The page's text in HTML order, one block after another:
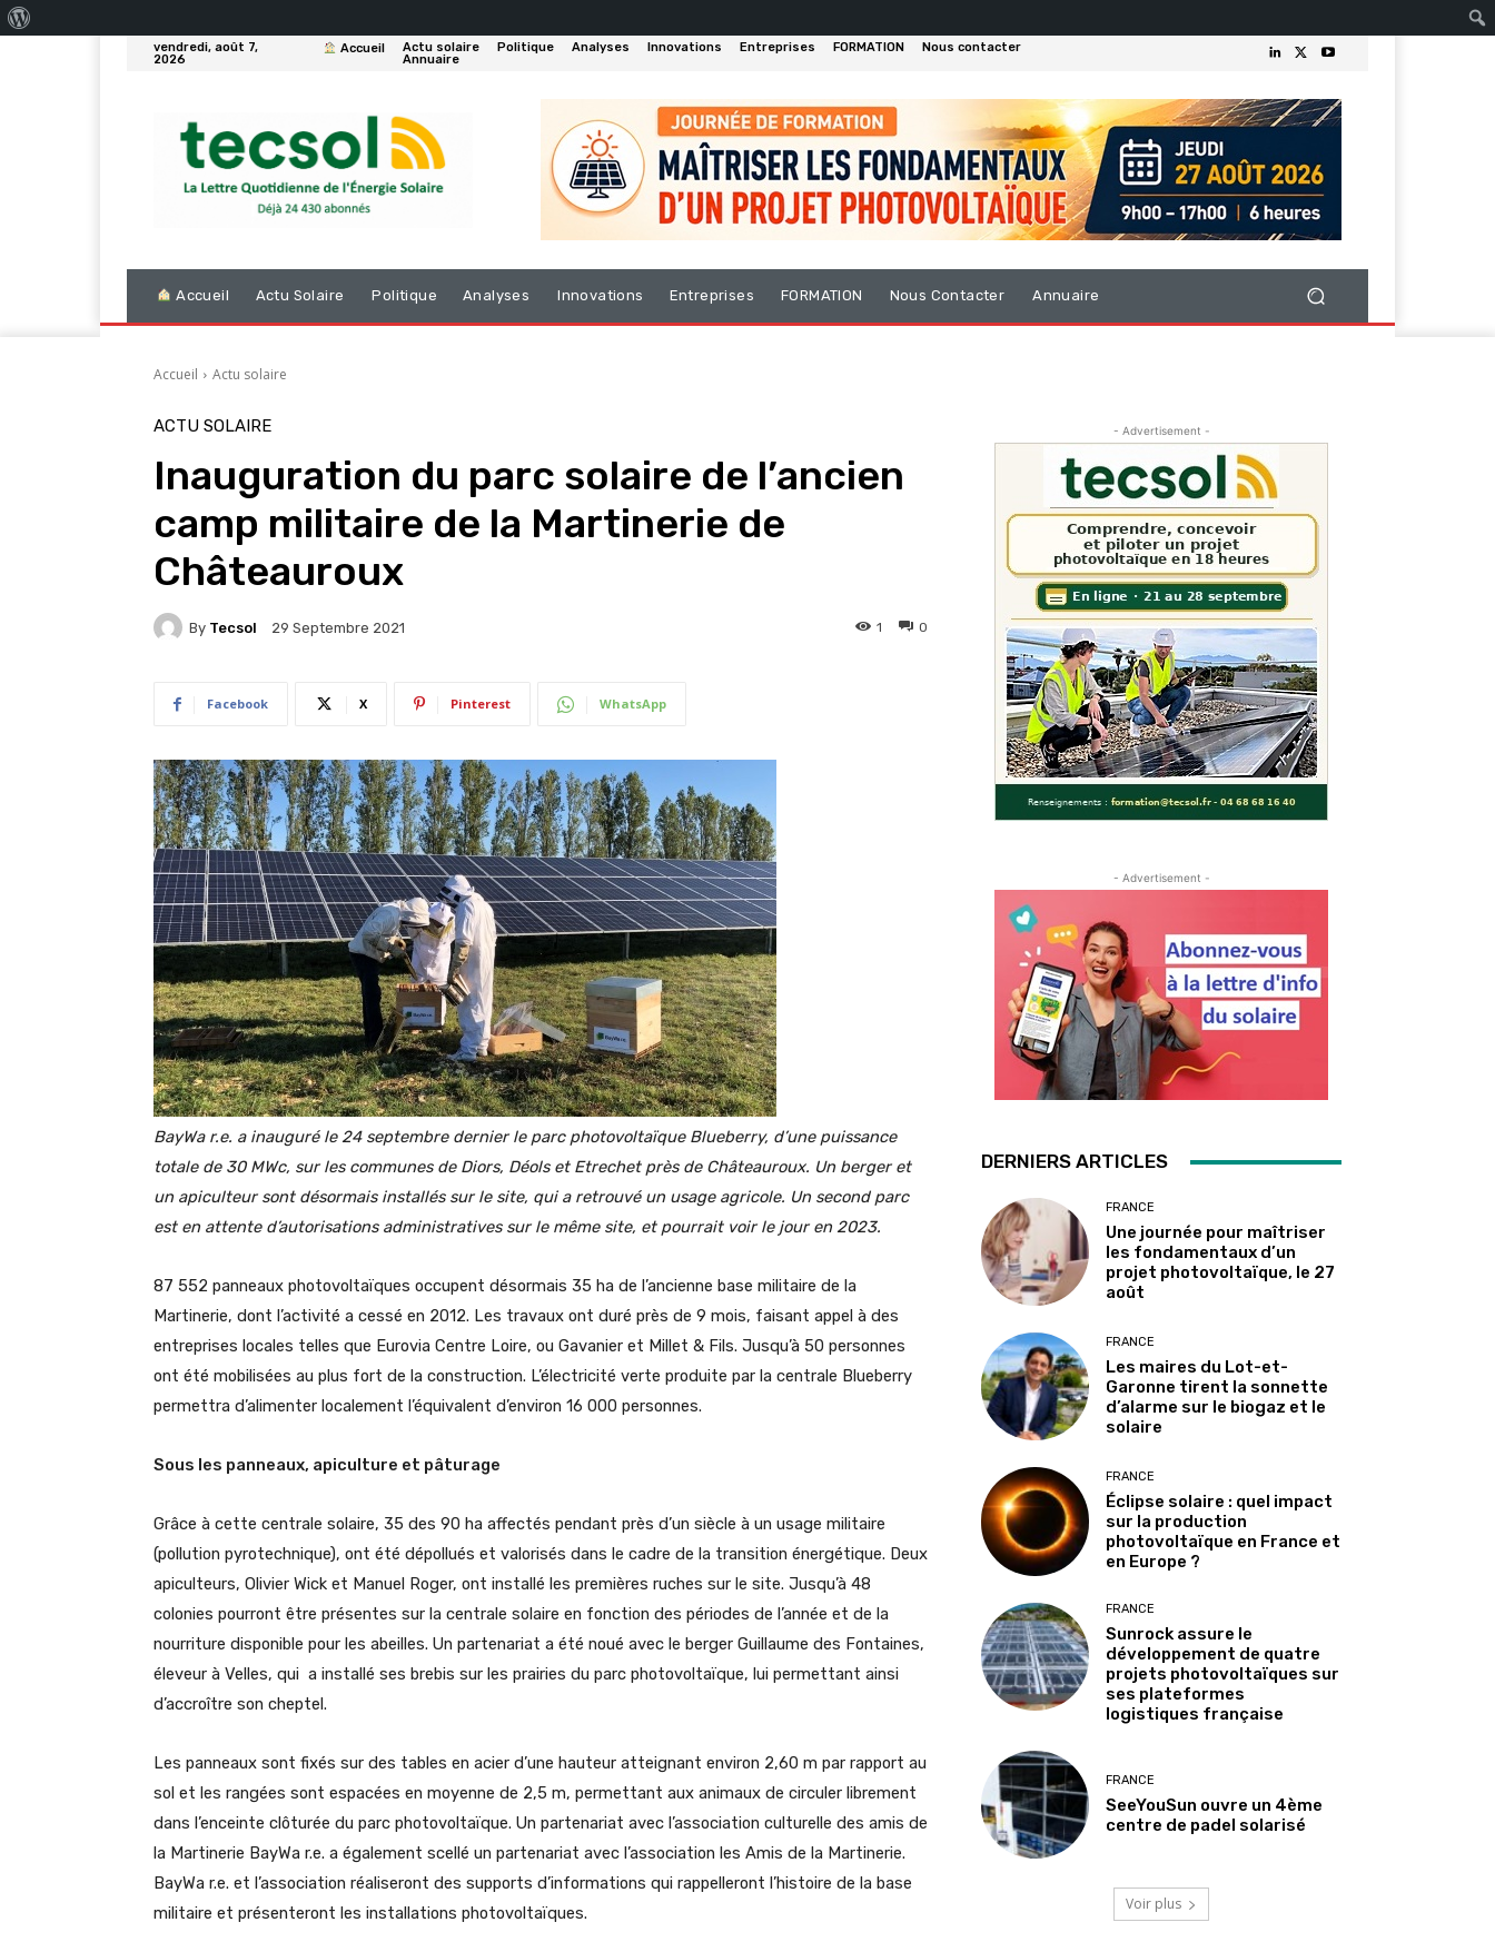
vendredi, août 7,
2026
Accueil Actu solaire Politique Analyses Innovations Entreprises FORMATION
Nous contacter
Annuaire
Accueil Actu Solaire Politique Analyses Innovations Entreprises FORMATION Nous Contacter Annuaire
Accueil Actu solaire
ACTU SOLAIRE
Inauguration du parc solaire de l’ancien
camp militaire de la Martinerie de
Châteauroux
By Tecsol 29 Septembre 2021 0
1
Facebook X Pinterest WhatsApp
BayWa r.e. a inauguré le 24 septembre dernier le parc photovoltaïque Blueberry, d’une puissance
totale de 30 MWc, sur les communes de Diors, Déols et Etrechet près de Châteauroux. Un berger et
un apiculteur sont désormais installés sur le site, qui a retrouvé un usage agricole. Un second parc
est en attente d’autorisations administratives sur le même site, et pourrait voir le jour en 2023.
87 552 panneaux photovoltaïques occupent désormais 35 ha de l’ancienne base militaire de la
Martinerie, dont l’activité a cessé en 2012. Les travaux ont duré près de 9 mois, faisant appel à des
entreprises locales telles que Eurovia Centre Loire, ou Gavanier et Millet & Fils. Jusqu’à 50 personnes
ont été mobilisées au plus fort de la construction. L’électricité verte produite par la centrale Blueberry
permettra d’alimenter localement l’équivalent d’environ 16 000 personnes.
Sous les panneaux, apiculture et pâturage
Grâce à cette centrale solaire, 35 des 90 ha affectés pendant près d’un siècle à un usage militaire
(pollution pyrotechnique), ont été dépollués et valorisés dans le cadre de la transition énergétique. Deux
apiculteurs, Olivier Wick et Manuel Roger, ont installé les premières ruches sur le site. Jusqu’à 48
colonies pourront être présentes sur la centrale solaire en fonction des périodes de l’année et de la
nourriture disponible pour les abeilles. Un partenariat a été noué avec le berger Guillaume des Fontaines,
éleveur à Velles, qui a installé ses brebis sur les prairies du parc photovoltaïque, lui permettant ainsi
d’accroître son cheptel.
Les panneaux sont fixés sur des tables en acier d’une hauteur atteignant environ 2,60 m par rapport au
sol et les rangées sont espacées en moyenne de 2,5 m, permettant aux animaux de circuler librement
dans l’enceinte clôturée du parc photovoltaïque. Un partenariat avec l’association culturelle des amis de
la Martinerie BayWa r.e. a également scellé un partenariat avec l’association les Amis de la Martinerie.
BayWa r.e. et l’association réaliseront des supports d’informations qui rappelleront l’histoire de la base
militaire et présenteront les installations photovoltaïques.
- Advertisement -
- Advertisement -
DERNIERS ARTICLES
FRANCE
Une journée pour maîtriser
les fondamentaux d’un
projet photovoltaïque, le 27
août
FRANCE
Les maires du Lot-et-
Garonne tirent la sonnette
d’alarme sur le biogaz et le
solaire
FRANCE
Éclipse solaire : quel impact
sur la production
photovoltaïque en France et
en Europe ?
FRANCE
Sunrock assure le
développement de quatre
projets photovoltaïques sur
ses plateformes
logistiques française
FRANCE
SeeYouSun ouvre un 4ème
centre de padel solarisé
Voir plus